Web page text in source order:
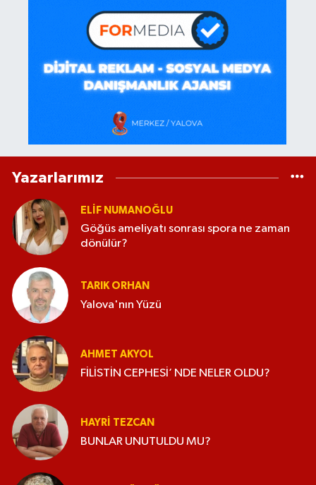
Yazarlarımız
ELİF NUMANOĞLU
Göğüs ameliyatı sonrası spora ne zaman
dönülür?
TARIK ORHAN
Yalova'nın Yüzü
AHMET AKYOL
FİLİSTİN CEPHESİ’ NDE NELER OLDU?
HAYRI TEZCAN
BUNLAR UNUTULDU MU?